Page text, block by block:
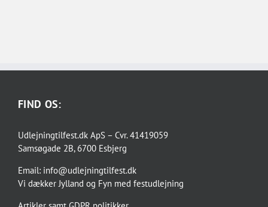
FIND OS:
Udlejningtilfest.dk ApS – Cvr. 41419059
Samsøgade 2B, 6700 Esbjerg
Email: info@udlejningtilfest.dk
Vi dækkerJylland og Fyn med festudlejning